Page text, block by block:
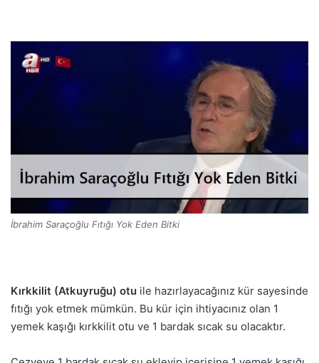
İbrahim Saraçoğlu Fıtığı Yok Eden Bitki
Kırkkilit (Atkuyruğu) otu ile hazırlayacağınız kür sayesinde
fıtığı yok etmek mümkün. Bu kür için ihtiyacınız olan 1
yemek kaşığı kırkkilit otu ve 1 bardak sıcak su olacaktır.